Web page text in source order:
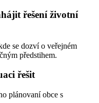
řešení životní
se dozví o veřejném
předstihem.
řešit
plánovaní obce s